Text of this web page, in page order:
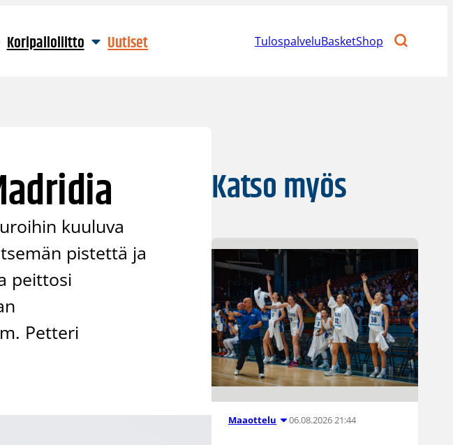
Koripalloliitto Uutiset TulospalveluBasketShop
kuuluva
pistettä ja
peittosi
Petteri
Katso myös
Maaottelu 06.08.2026 21:44